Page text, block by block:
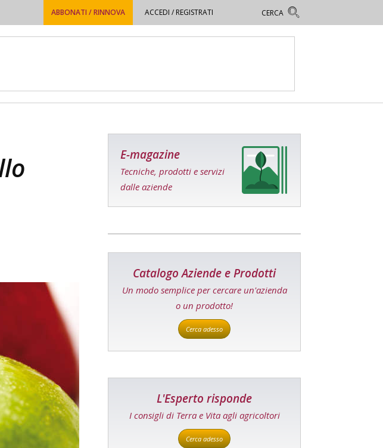
ABBONATI / RINNOVA ACCEDI / REGISTRATI
E-magazine
Tecniche, prodotti e servizi
dalle aziende
Catalogo Aziende e Prodotti
Un modo semplice per cercare un'azienda
o un prodotto!
Cerca adesso
L'Esperto risponde
I consigli di Terra e Vita agli agricoltori
Cerca adesso